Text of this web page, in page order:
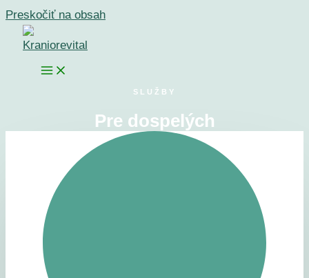
Preskočiť na obsah
SLUŽBY
Pre dospelých